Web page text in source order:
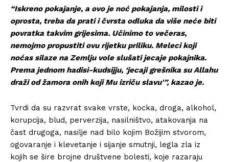
“Iskreno pokajanje, a ovo je noć pokajanja, milosti i
oprosta, treba da prati i čvrsta odluka da više neće biti
povratka takvim grijesima. Učinimo to večeras,
nemojmo propustiti ovu rijetku priliku. Meleci koji
noćas silaze na Zemlju vole slušati jecaje pokajnika.
Prema jednom hadisi-kudsijju, ‘jecaji grešnika su Allahu
draži od žamora onih koji Mu izriču slavu'”, kazao je.
Tvrdi da su razvrat svake vrste, kocka, droga, alkohol,
korupcija, blud, perverzija, nasilništvo, atakovanja na
čast drugoga, nasilje nad bilo kojim Božijim stvorom,
ogovaranje i klevetanje i sijanje smutnji, legla zla iz
kojih se šire brojne društvene bolesti, koje razaraju